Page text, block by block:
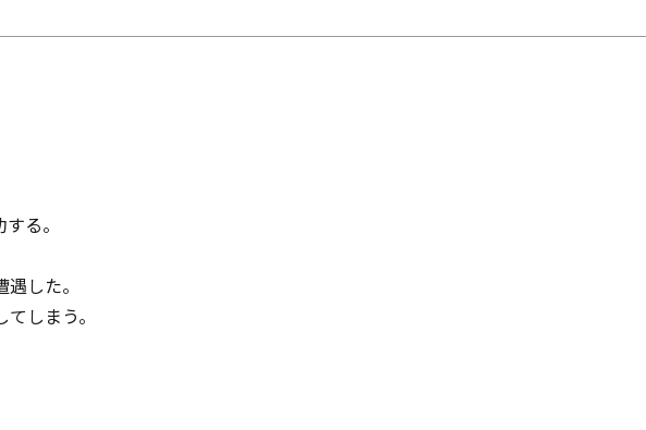
る。
した。
しまう。